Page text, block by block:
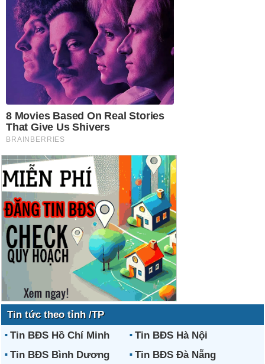
Tin tức theo tỉnh /TP
Tin BĐS Hồ Chí Minh
Tin BĐS Hà Nội
Tin BĐS Bình Dương
Tin BĐS Đà Nẵng